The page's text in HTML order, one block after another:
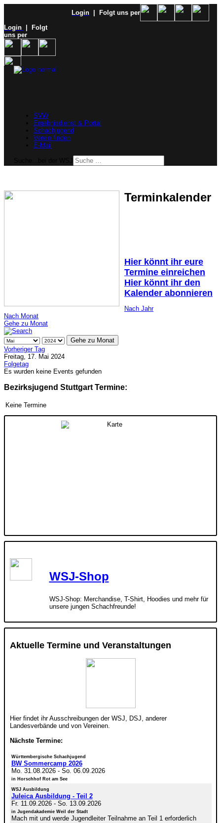
Login
| Folgt uns per
Login
| Folgt
uns per
SVW
Ergebnisdienst & Portal
Schachjugend
Verein finden
E-Mail
Terminkalender
Hier könnt ihr eure
Termine einreichen
Hier könnt ihr den
Kalender abonnieren
Nach Jahr
Nach Monat
Gehe zu Monat
Gehe zu Monat
Vorheriger Tag
Freitag, 17. Mai 2024
Folgetag
Es wurden keine Events gefunden
Bezirksjugend Stuttgart Termine:
Keine Termine
WSJ-Shop
WSJ-Shop: Merchandise, T-Shirt, Hoodies und mehr für
unsere jungen Schachfreunde!
Aktuelle Termine und Veranstaltungen
Hier findet ihr Ausschreibungen der WSJ, DSJ, anderer
Landesverbände und von Vereinen.
Nächste Termine:
Württembergische Schachjugend
BW Sommercamp 2026
Mo. 31.08.2026- So. 06.09.2026
in Horschhof Rot am See
WSJ Ausbildung
Juleica Ausbildung - Teil 2
Fr. 11.09.2026- So. 13.09.2026
in Jugendakademie Weil der Stadt
Mach mit und werde Jugendleiter Teilnahme an Teil 1 erforderlich